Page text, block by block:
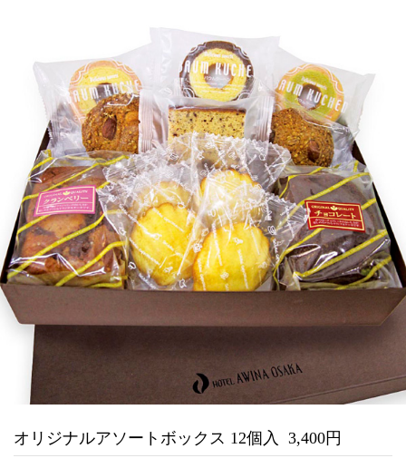
オリジナルアソートボックス 12個入 3,400円